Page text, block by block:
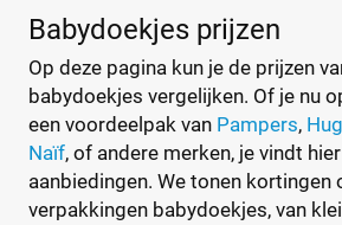
Babydoekjes prijzen
Op deze pagina kun je de prijzen
babydoekjes vergelijken. Of je nu
een voordeelpak van Pampers,
Naïf, of andere merken, je vindt
aanbiedingen. We tonen kortingen
verpakkingen babydoekjes, van